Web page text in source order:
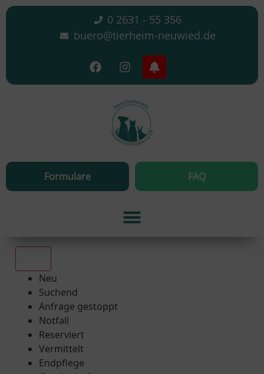
0 2631 - 55 356
buero@tierheim-neuwied.de
Formulare FAQ
Neu
Suchend
Anfrage gestoppt
Notfall
Reserviert
Vermittelt
Endpflege